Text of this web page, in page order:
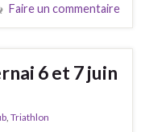
Faire un commentaire
6 et 7 juin
Triathlon